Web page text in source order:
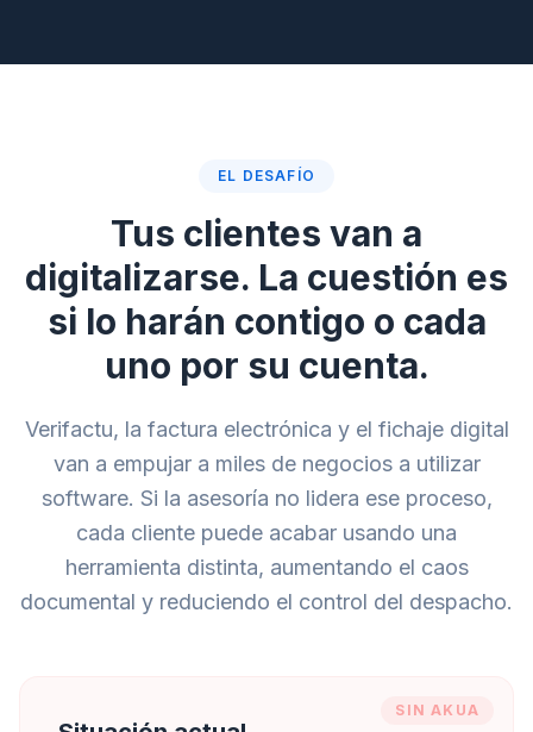
EL DESAFÍO
Tus clientes van a
digitalizarse. La cuestión es
si lo harán contigo o cada
uno por su cuenta.
Verifactu, la factura electrónica y el fichaje digital
van a empujar a miles de negocios a utilizar
software. Si la asesoría no lidera ese proceso,
cada cliente puede acabar usando una
herramienta distinta, aumentando el caos
documental y reduciendo el control del despacho.
SIN AKUA